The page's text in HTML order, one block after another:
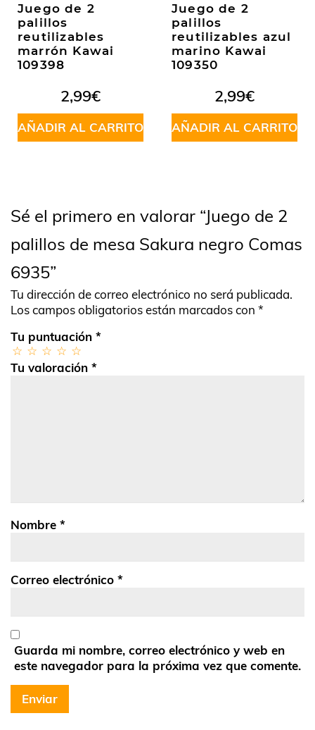
Juego de 2
palillos
reutilizables
marrón Kawai
109398
2,99€
AÑADIR AL CARRITO
Juego de 2
palillos
reutilizables azul
marino Kawai
109350
2,99€
AÑADIR AL CARRITO
Sé el primero en valorar “Juego de 2
palillos de mesa Sakura negro Comas
6935”
Tu dirección de correo electrónico no será publicada.
Los campos obligatorios están marcados con *
Tu puntuación *
Tu valoración *
Nombre *
Correo electrónico *
Guarda mi nombre, correo electrónico y web en
este navegador para la próxima vez que comente.